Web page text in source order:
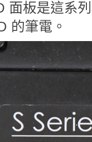
面板是這系
的筆電。